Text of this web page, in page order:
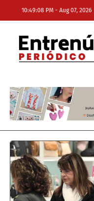
10:49:08 PM - Aug 07, 2026
NE